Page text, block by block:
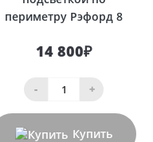
периметру Рэфорд 8
14 800₽
- +
Купить